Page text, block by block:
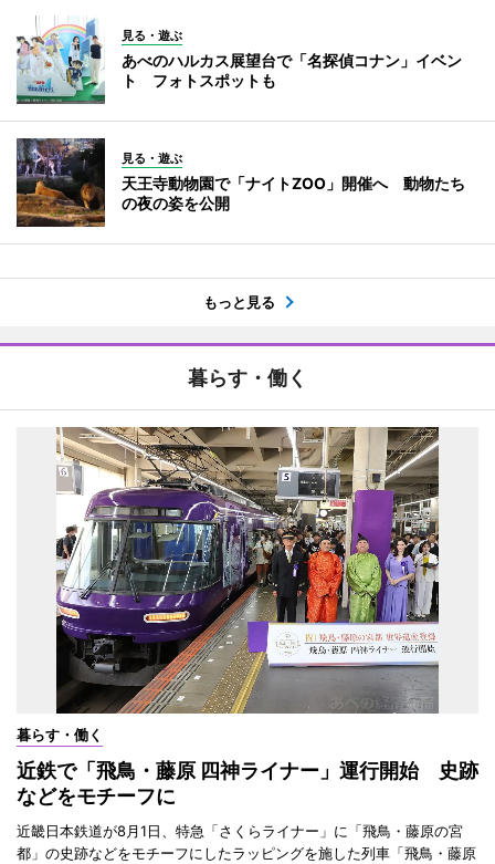
見る・遊ぶ
あべのハルカス展望台で「名探偵コナン」イベン
ト フォトスポットも
見る・遊ぶ
天王寺動物園で「ナイトZOO」開催へ 動物たち
の夜の姿を公開
もっと見る
暮らす・働く
暮らす・働く
近鉄で「飛鳥・藤原 四神ライナー」運行開始 史跡
などをモチーフに
近畿日本鉄道が8月1日、特急「さくらライナー」に「飛鳥・藤原の宮
都」の史跡などをモチーフにしたラッピングを施した列車「飛鳥・藤原